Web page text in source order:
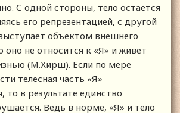
С одной стороны, тело остается
его репрезентацией, с другой
объектом внешнего
оно не относится к «Я» и живет
(М.Хирш). Если по мере
телесная часть «Я»
то в результате единство
Ведь в норме, «Я» и тело